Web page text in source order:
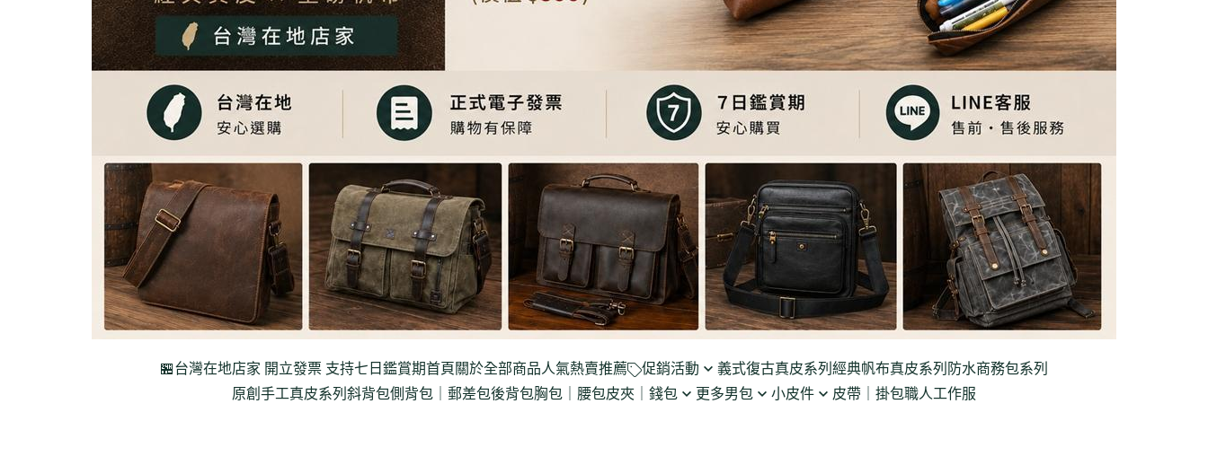
🏪台灣在地店家 開立發票 支持七日鑑賞期首頁 關於全部商品人氣熱賣推薦 促銷活動 義式復古真皮系列 經典帆布真皮系列 防水商務包系列
原創手工真皮系列 斜背包側背包｜郵差包後背包胸包｜腰包皮夾｜錢包 更多男包 小皮件 皮帶｜掛包職人工作服